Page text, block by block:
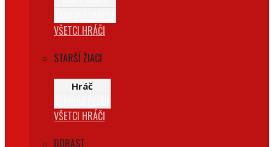
VŠETCI HRÁČI
STARŠÍ ŽIACI
Hráč
VŠETCI HRÁČI
DORAST